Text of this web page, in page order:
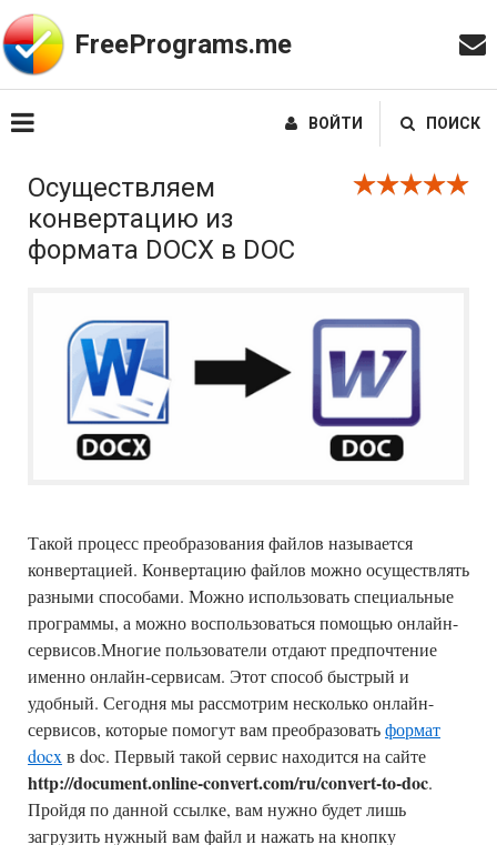
FreePrograms.me
ВОЙТИ ПОИСК
Осуществляем
конвертацию из
формата DOCX в DOC
Такой процесс преобразования файлов называется
конвертацией. Конвертацию файлов можно осуществлять
разными способами. Можно использовать специальные
программы, а можно воспользоваться помощью онлайн-
сервисов.Многие пользователи отдают предпочтение
именно онлайн-сервисам. Этот способ быстрый и
удобный. Сегодня мы рассмотрим несколько онлайн-
сервисов, которые помогут вам преобразоватьформат
docx в doc. Первый такой сервис находится на сайте
http://document.online-convert.com/ru/convert-to-doc.
Пройдя по данной ссылке, вам нужно будет лишь
загрузить нужный вам файл и нажать на кнопку